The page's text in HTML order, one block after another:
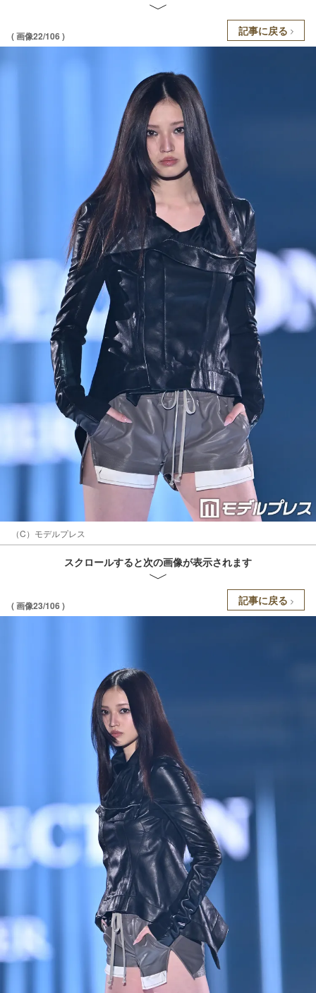
( 画像22/106 ) 記事に戻る
（C）モデルプレス
スクロールすると次の画像が表示されます
( 画像23/106 ) 記事に戻る